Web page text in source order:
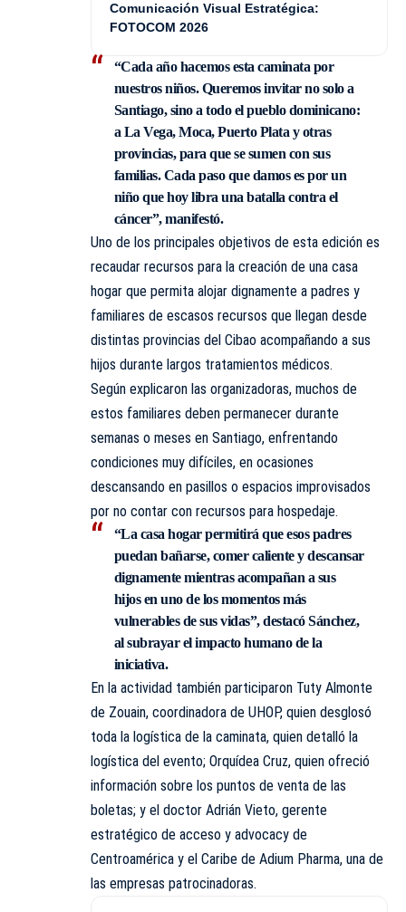
Comunicación Visual Estratégica:
FOTOCOM 2026
“Cada año hacemos esta caminata por
nuestros niños. Queremos invitar no solo a
Santiago, sino a todo el pueblo dominicano:
a La Vega, Moca, Puerto Plata y otras
provincias, para que se sumen con sus
familias. Cada paso que damos es por un
niño que hoy libra una batalla contra el
cáncer”, manifestó.
Uno de los principales objetivos de esta edición es
recaudar recursos para la creación de una casa
hogar que permita alojar dignamente a padres y
familiares de escasos recursos que llegan desde
distintas provincias del Cibao acompañando a sus
hijos durante largos tratamientos médicos.
Según explicaron las organizadoras, muchos de
estos familiares deben permanecer durante
semanas o meses en Santiago, enfrentando
condiciones muy difíciles, en ocasiones
descansando en pasillos o espacios improvisados
por no contar con recursos para hospedaje.
“La casa hogar permitirá que esos padres
puedan bañarse, comer caliente y descansar
dignamente mientras acompañan a sus
hijos en uno de los momentos más
vulnerables de sus vidas”, destacó Sánchez,
al subrayar el impacto humano de la
iniciativa.
En la actividad también participaron Tuty Almonte
de Zouain, coordinadora de UHOP, quien desglosó
toda la logística de la caminata, quien detalló la
logística del evento; Orquídea Cruz, quien ofreció
información sobre los puntos de venta de las
boletas; y el doctor Adrián Vieto, gerente
estratégico de acceso y advocacy de
Centroamérica y el Caribe de Adium Pharma, una de
las empresas patrocinadoras.